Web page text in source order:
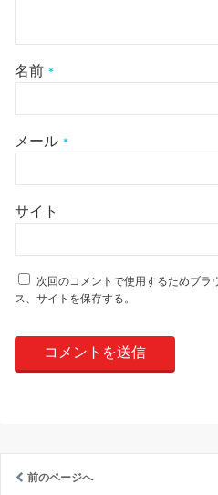
名前 *
メール *
サイト
次回のコメントで使用するためブラ
ス、サイトを保存する。
前のページへ